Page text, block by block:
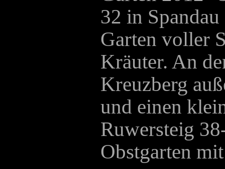
32 in
Garten voller
Kräuter. An
Kreuzberg
und einen
Ruwersteig
Obstgarten